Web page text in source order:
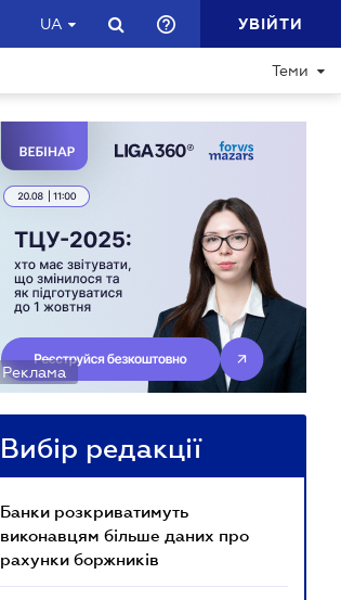
UA УВІЙТИ
Теми
Реклама
Вибір редакції
Банки розкриватимуть
виконавцям більше даних про
рахунки боржників